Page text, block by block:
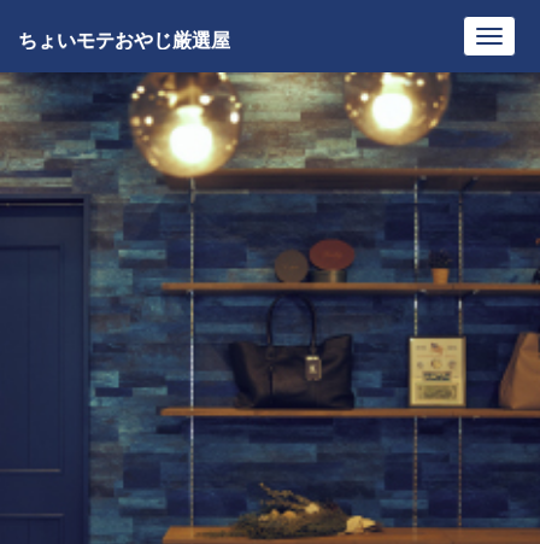
ちょいモテおやじ厳選屋